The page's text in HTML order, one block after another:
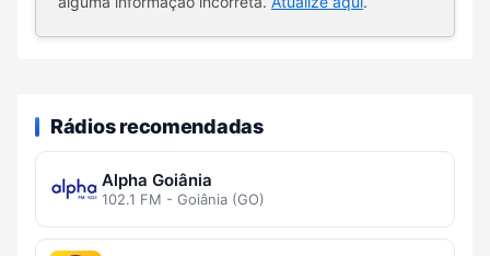
Rádios recomendadas
Alpha Goiânia
102.1 FM - Goiânia (GO)